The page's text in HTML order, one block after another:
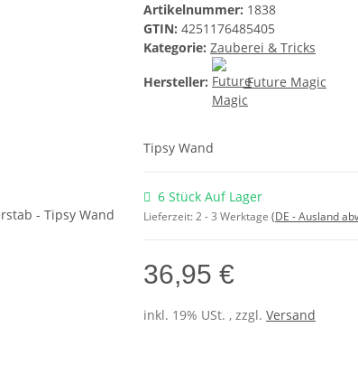
Artikelnummer: 1838
GTIN: 4251176485405
Kategorie: Zauberei & Tricks
Hersteller:
Future Magic
Tipsy Wand
6 Stück Auf Lager
Lieferzeit:2 - 3 Werktage (DE - Ausland
36,95 €
inkl. 19% USt. , zzgl. Versand